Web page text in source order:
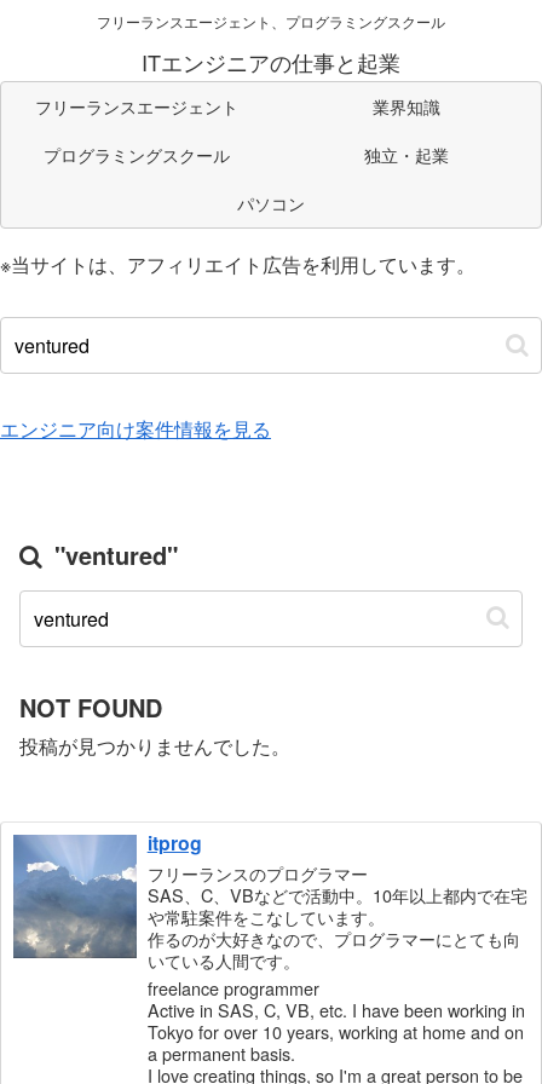
フリーランスエージェント、プログラミングスクール
ITエンジニアの仕事と起業
フリーランスエージェント
業界知識
プログラミングスクール
独立・起業
パソコン
※当サイトは、アフィリエイト広告を利用しています。
エンジニア向け案件情報を見る
"ventured"
NOT FOUND
投稿が見つかりませんでした。
itprog
フリーランスのプログラマー
SAS、C、VBなどで活動中。10年以上都内で在宅
や常駐案件をこなしています。
作るのが大好きなので、プログラマーにとても向
いている人間です。
freelance programmer
Active in SAS, C, VB, etc. I have been working in
Tokyo for over 10 years, working at home and on
a permanent basis.
I love creating things, so I'm a great person to be